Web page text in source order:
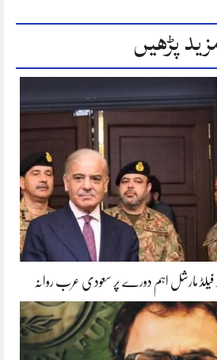
پڑھیں
فیلڈ مارشل اہم دورے پر سعودی عرب روانہ